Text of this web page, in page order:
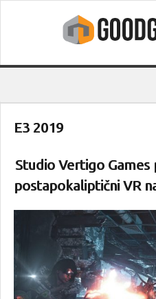
E3 2019
Studio Vertigo Games
postapokaliptični VR